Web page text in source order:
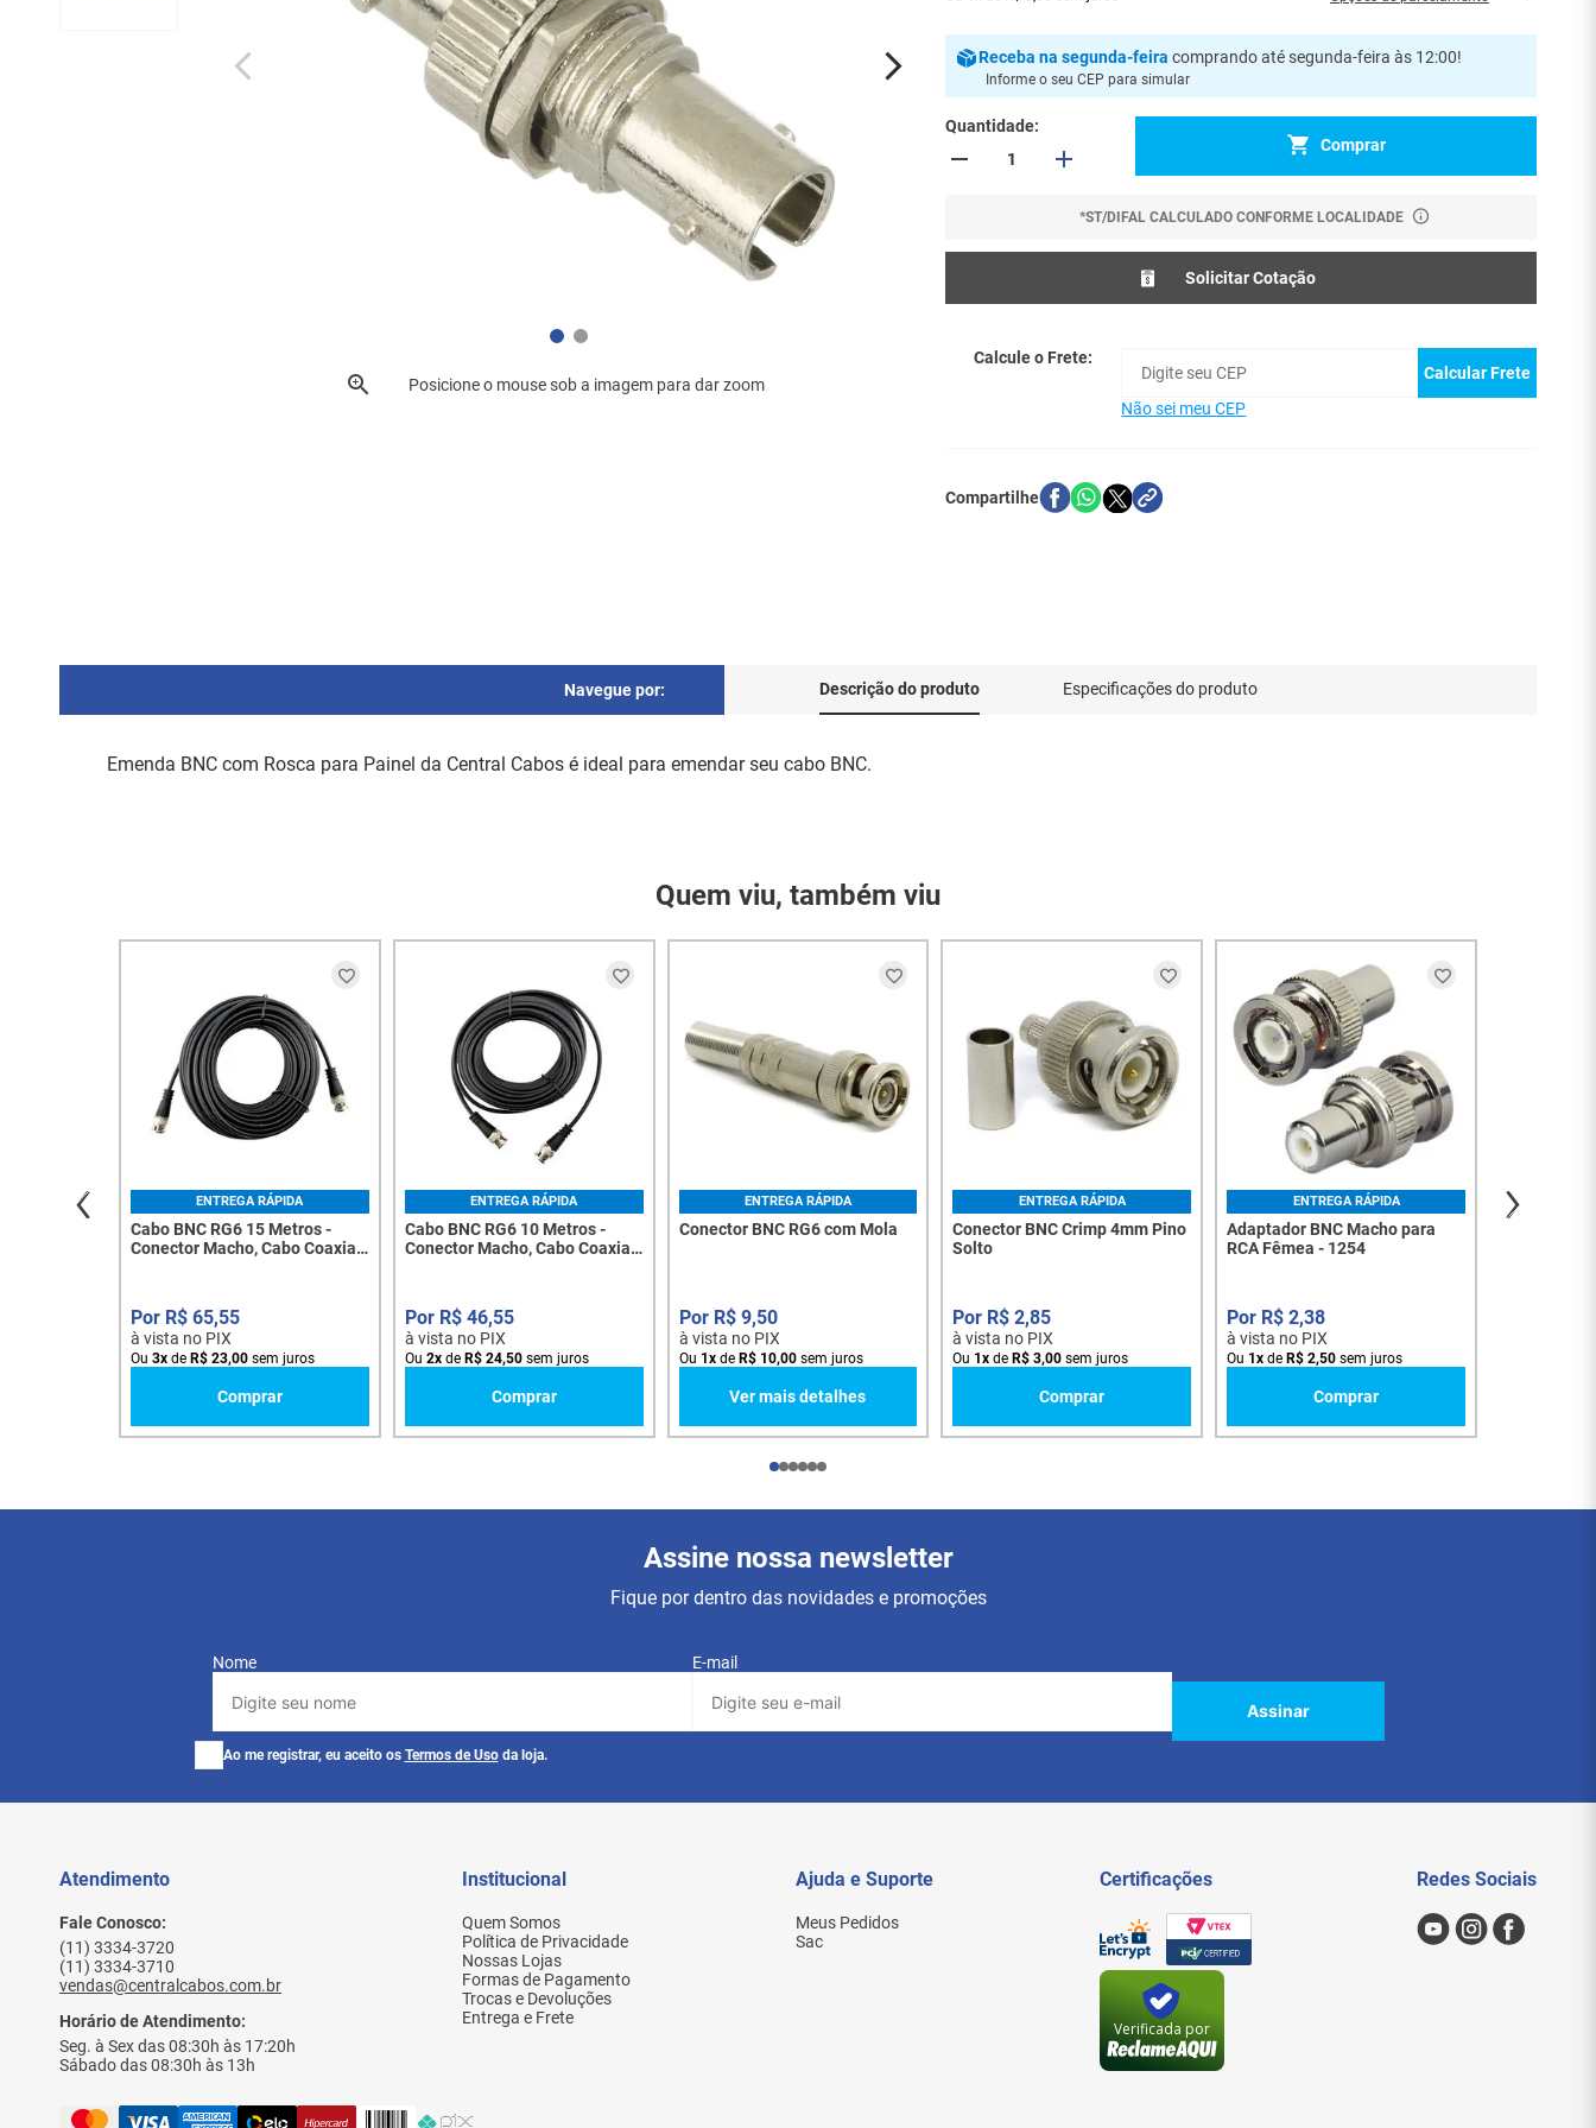
Posicione o mouse sob a imagem para dar zoom
Recebana segunda-feira comprando até segunda-feira às 12:00!
Informe o seu CEP para simular
Quantidade
Comprar
*ST/DIFAL CALCULADO CONFORME LOCALIDADE
Solicitar Cotação
Calcule o Frete:
Calcular Frete
Não sei meu CEP
Navegue por: Descrição do produto Especificações do produto
Emenda BNC com Rosca para Painel da Central Cabos é ideal para emendar seu cabo BNC.
Quem viu, também viu
ENTREGA RÁPIDA
Cabo BNC RG6 15 Metros -
Conector Macho, Cabo Coaxial
R$ 65,55
à vista no PIX
Ou 3x de R$ 23,00 sem juros
Comprar
ENTREGA RÁPIDA
Cabo BNC RG6 10 Metros -
Conector Macho, Cabo Coaxial
R$ 46,55
à vista no PIX
Ou 2xde R$ 24,50sem juros
Comprar
ENTREGA RÁPIDA
Conector BNC RG6 com Mola
R$ 9,50
à vista no PIX
Ou 1xde R$ 10,00sem juros
Ver mais detalhes
ENTREGA RÁPIDA
Conector BNC Crimp 4mm Pino
Solto
R$ 2,85
à vista no PIX
Ou 1x deR$ 3,00 sem juros
Comprar
ENTREGA RÁPIDA
Adaptador BNC Macho para
RCA Fêmea - 1254
R$ 2,38
à vista no PIX
Ou 1x deR$ 2,50 sem juros
Comprar
Assine nossa newsletter
Fique por dentro das novidades e promoções
Nome E-mail
Assinar
Ao me registrar, eu aceito os Termos de Uso da loja.
Atendimento
Fale Conosco:
(11) 3334-3720
(11) 3334-3710
vendas@centralcabos.com.br
Horário de Atendimento:
Seg. à Sex das 08:30h às 17:20h
Sábado das 08:30h às 13h
Institucional
Quem Somos
Política de Privacidade
Nossas Lojas
Formas de Pagamento
Trocas e Devoluções
Entrega e Frete
Ajuda e Suporte
Meus Pedidos
Sac
Certificações
Verificada por
Redes Sociais